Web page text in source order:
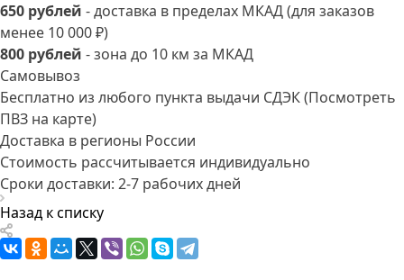
650 рублей - доставка в пределах МКАД (для заказов
менее 10 000 ₽)
800 рублей - зона до 10 км за МКАД
Самовывоз
Бесплатно из любого пункта выдачи СДЭК(Посмотреть
ПВЗ на карте)
Доставка в регионы России
Стоимость рассчитывается индивидуально
Сроки доставки: 2-7 рабочих дней
Назад к списку